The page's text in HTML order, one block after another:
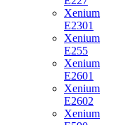
Xenium
E2301
Xenium
E255
Xenium
E2601
Xenium
E2602
Xenium